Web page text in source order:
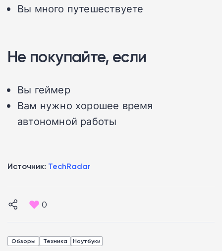
Вы много путешествуете
Не покупайте, если
Вы геймер
Вам нужно хорошее время
автономной работы
Источник: TechRadar
0
Обзоры Техника Ноутбуки